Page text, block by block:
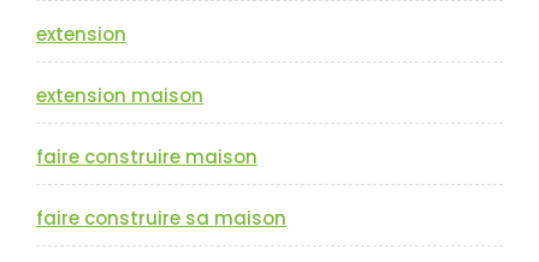
extension
extension maison
faire construire maison
faire construire sa maison